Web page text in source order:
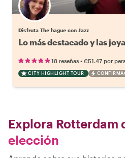
Disfruta The hague con Jazz
Lo más destacado y las
18 reseñas • €51.47 por
CITY HIGHLIGHT TOUR
Explora Rotterdam
elección